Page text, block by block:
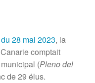
28 mai 2023, la
comptait
(Pleno del
de 29 élus.